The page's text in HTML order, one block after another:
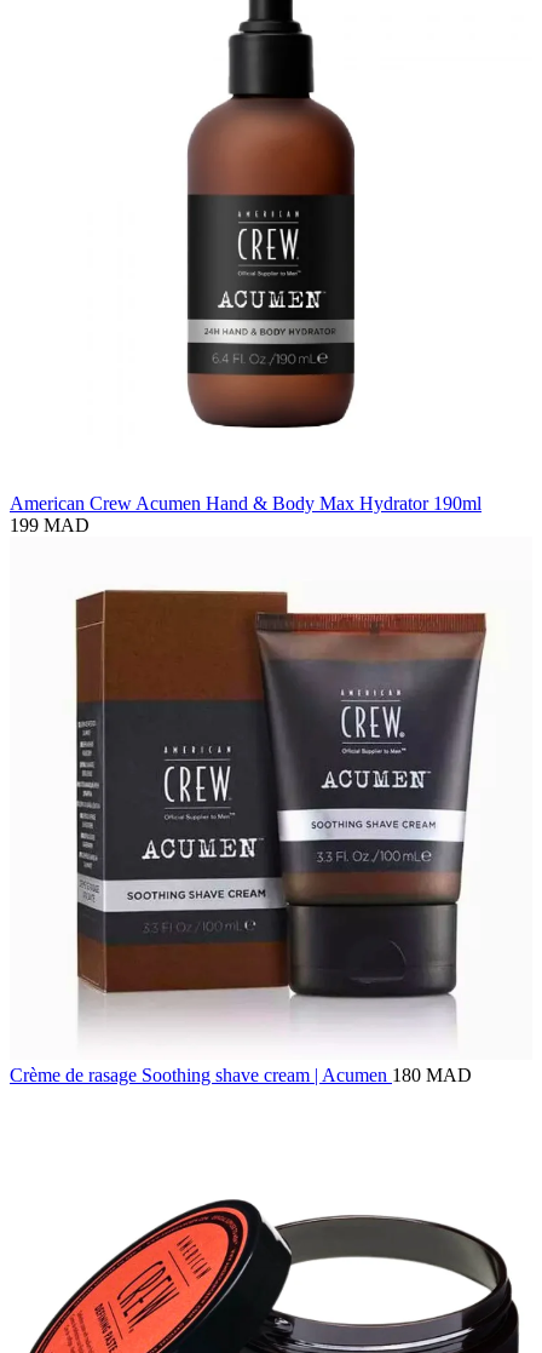
American Crew Acumen Hand & Body Max Hydrator 190ml
199 MAD
Crème de rasage Soothing shave cream | Acumen 180 MAD